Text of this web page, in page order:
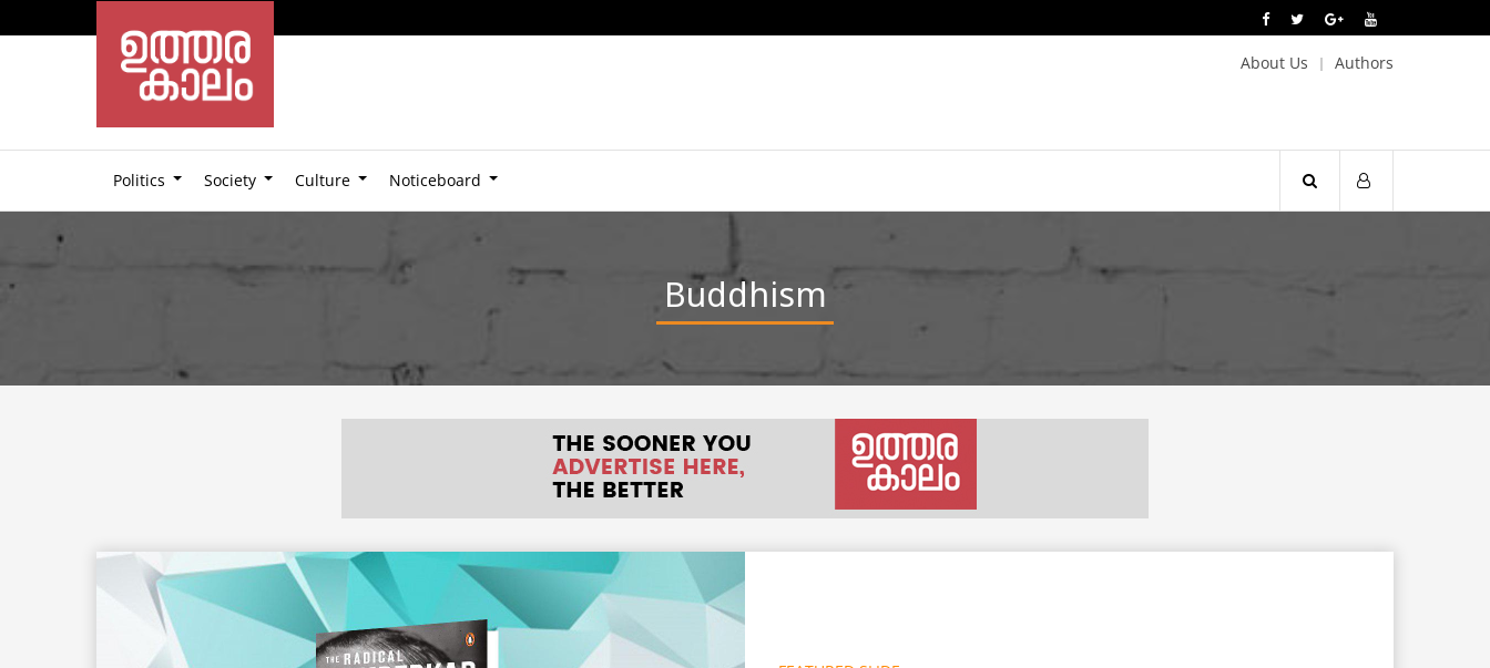
About Us Authors
Politics Society Culture Noticeboard
Buddhism